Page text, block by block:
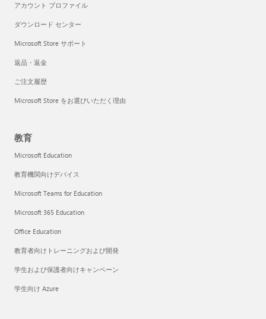
アカウント プロファイル
ダウンロード センター
Microsoft Store サポート
返品・返金
ご注文履歴
Microsoft Store をお選びいただく理由
教育
Microsoft Education
教育機関向けデバイス
Microsoft Teams for Education
Microsoft 365 Education
Office Education
教育者向けトレーニングおよび開発
学生および保護者向けキャンペーン
学生向け Azure